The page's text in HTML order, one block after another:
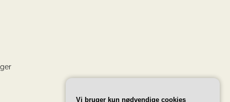
Vi bruger kun nødvendige cookies